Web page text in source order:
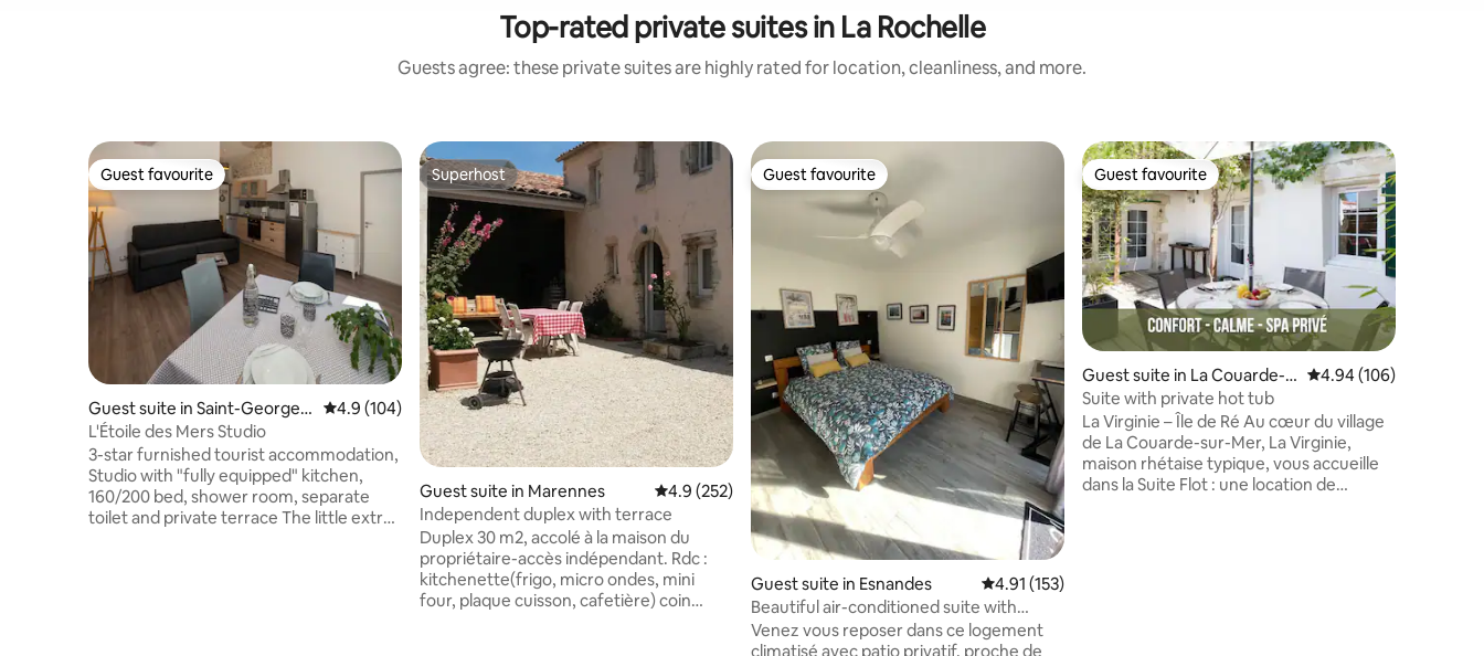
Top-rated private suites in La Rochelle
Guests agree: these private suites are highly rated for location, cleanliness, and more.
Guest favourite
Guest favourite
Guest suite in Saint-Georges-
d'Oléron
4.9 out of 5 average rating, 104 reviews
4.9 (104)
L'Étoile des Mers Studio
3-star furnished tourist accommodation,
Studio with "fully equipped" kitchen,
160/200 bed, shower room, separate
toilet and private terrace The little extras
Superhost
Superhost
Guest suite in Marennes 4.9 out of 5 average rating, 252 reviews
4.9 (252)
Independent duplex with terrace
Duplex 30 m2, accolé à la maison du
propriétaire-accès indépendant. Rdc :
kitchenette(frigo, micro ondes, mini
four, plaque cuisson, cafetière) coin
Guest favourite
Guest favourite
Guest suite in Esnandes 4.91 out of 5 average rating, 153 reviews
4.91 (153)
Beautiful air-conditioned suite with
private patio
Venez vous reposer dans ce logement
climatisé avec patio privatif, proche de
Guest favourite
Guest favourite
Guest suite in La Couarde-s
ur-Mer
4.94 out of 5 average
4.94 (106)
Suite with private hot tub
La Virginie – Île de Ré Au cœur du village
de La Couarde-sur-Mer, La Virginie,
maison rhétaise typique, vous accueille
dans la Suite Flot : une location de